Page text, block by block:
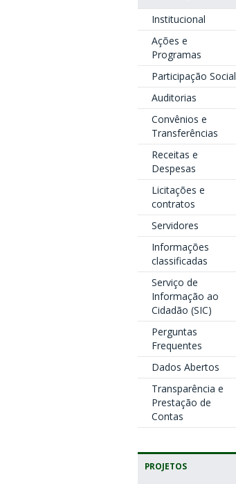
Institucional
Ações e
Programas
Participação Social
Auditorias
Convênios e
Transferências
Receitas e
Despesas
Licitações e
contratos
Servidores
Informações
classificadas
Serviço de
Informação ao
Cidadão (SIC)
Perguntas
Frequentes
Dados Abertos
Transparência e
Prestação de
Contas
PROJETOS